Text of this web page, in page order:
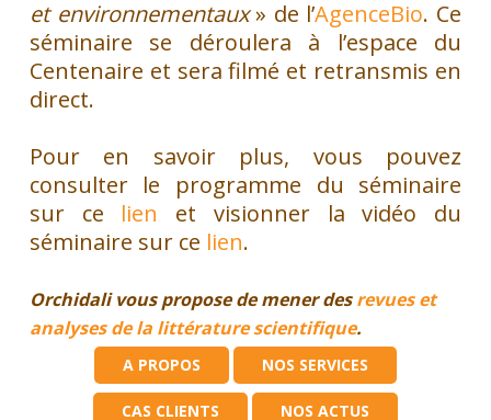
et environnementaux» de l’AgenceBio. Ce
séminaire se déroulera à l’espace du
Centenaire et sera filmé et retransmis en
direct.
Pour en savoir plus, vous pouvez
consulter le programme du séminaire
sur ce lien et visionner la vidéo du
séminaire sur ce lien.
Orchidali vous propose de mener desrevues et
analyses de la littérature scientifique.
A PROPOS NOS SERVICES
CAS CLIENTS NOS ACTUS